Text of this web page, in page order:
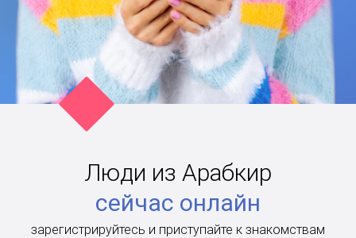
Люди из Арабкир
сейчас онлайн
зарегистрируйтесь и приступайте к знакомствам